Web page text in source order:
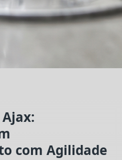
com Agilidade